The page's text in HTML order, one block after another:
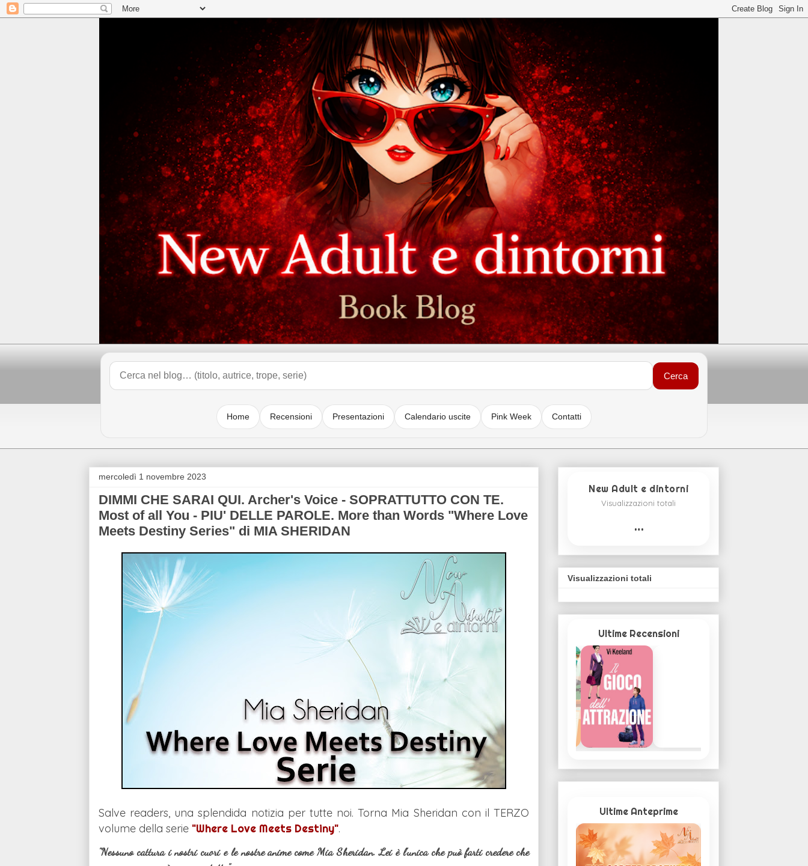
Cerca
Home Recensioni Presentazioni Calendario uscite Pink Week Contatti
mercoledì 1 novembre 2023
DIMMI CHE SARAI QUI. Archer's Voice - SOPRATTUTTO CON TE.
Most of all You - PIU' DELLE PAROLE. More than Words "Where Love
Meets Destiny Series" di MIA SHERIDAN
Salve readers, una splendida notizia per tutte noi.Torna Mia Sheridan con il TERZO
volume della serie "Where Love Meets Destiny".
"Nessuno cattura i nostri cuori e le nostre anime come Mia Sheridan. Lei è l'unica che può farti credere che
New Adult e dintorni
Visualizzazioni totali
…
Visualizzazioni totali
Ultime Recensioni
Ultime Anteprime